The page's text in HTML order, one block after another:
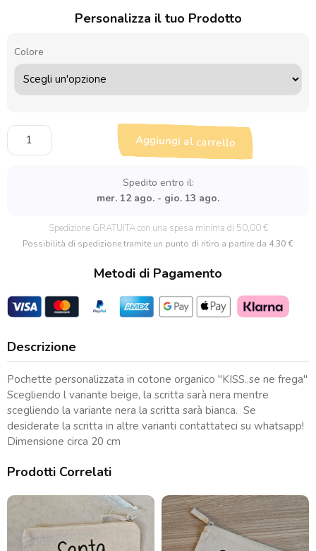
Personalizza il tuo Prodotto
Colore
Pochette
personalizzata
Aggiungi al carrello
Spedito entro il:
mer. 12 ago. - gio. 13 ago.
Spedizione GRATUITA con una spesa minima di 50,00 €
Possibilità di spedizione tramite un punto di ritiro a partire da 4.30 €
Metodi di Pagamento
Descrizione
Pochette personalizzata in cotone organico "KISS..se ne frega"
Scegliendo l variante beige, la scritta sarà nera mentre
scegliendo la variante nera la scritta sarà bianca. Se
desiderate la scritta in altre varianti contattateci su whatsapp!
Dimensione circa 20 cm
Prodotti Correlati